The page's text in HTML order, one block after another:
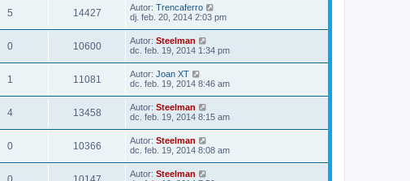
5 14427 Autor: Trencaferro
dj. feb. 20, 2014 2:03 pm
0 10600 Autor: Steelman
dc. feb. 19, 2014 1:34 pm
1 11081 Autor: Joan XT
dc. feb. 19, 2014 8:46 am
4 13458 Autor: Steelman
dc. feb. 19, 2014 8:15 am
0 10366 Autor: Steelman
dc. feb. 19, 2014 8:08 am
Autor: Steelman